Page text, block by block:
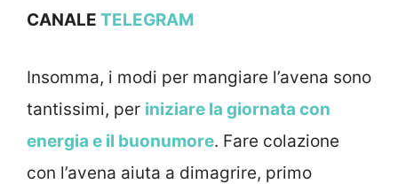
CANALE TELEGRAM
Insomma, i modi per mangiare l’avena sono
tantissimi, per iniziare la giornata con
energia e il buonumore. Fare colazione
con l’avena aiuta a dimagrire, primo